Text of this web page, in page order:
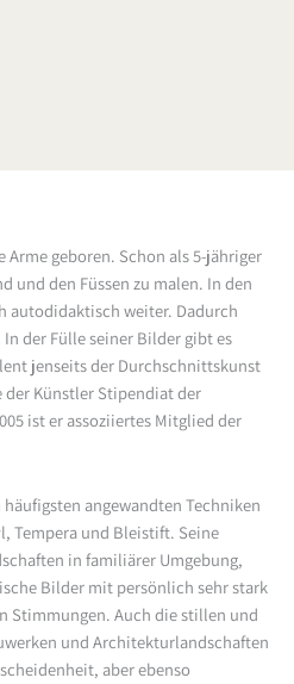
geboren. Schon als 5-jähriger
und den Füssen zu malen. In den
autodidaktisch weiter. Dadurch
der Fülle seiner Bilder gibt es
jenseits der Durchschnittskunst
der Künstler Stipendiat der
ist er assoziiertes Mitglied der
angewandten Techniken
Tempera und Bleistift. Seine
in familiärer Umgebung,
Bilder mit persönlich sehr stark
Stimmungen. Auch die stillen und
und Architekturlandschaften
aber ebenso